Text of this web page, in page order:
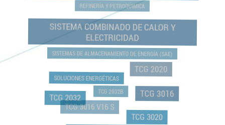
REFINERÍA Y PETROQUIMICA
SISTEMA COMBINADO DE CALOR Y
ELECTRICIDAD
SISTEMAS DE ALMACENAMIENTO DE ENERGÍA (SAE)
SOLUCIONES ENERGÉTICAS
TCG 2020
TCG 2032
TCG 2032B TCG 3016
TCG 3016 V16 S
TCG 3020